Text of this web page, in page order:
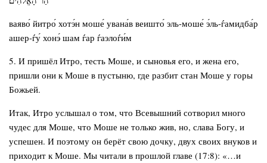
ваяво́ йитро́ хотэ́н моше́ увана́в веишто́ эль-моше́ э́ль-ѓамидба́р
ашер-ѓу́ хонэ́ шам ѓар ѓаэлоѓи́м
5. И пришёл Итро, тесть Моше, и сыновья его, и жена его,
пришли они к Моше в пустыню, где разбит стан Моше у горы
Божьей.
Итак, Итро услышал о том, что Всевышний сотворил много
чудес для Моше, что Моше не только жив, но, слава Богу, и
успешен. И поэтому он берёт свою дочку, двух своих внуков и
приходит к Моше. Мы читали в прошлой главе (17:8): «…и